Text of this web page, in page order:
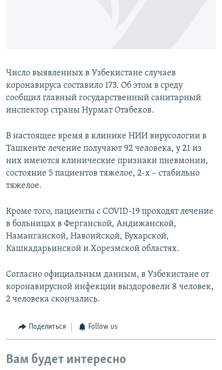
Число выявленных в Узбекистане случаев
коронавируса составило 173. Об этом в среду
сообщил главный государственный санитарный
инспектор страны Нурмат Отабеков.
В настоящее время в клинике НИИ вирусологии в
Ташкенте лечение получают 92 человека, у 21 из
них имеются клинические признаки пневмонии,
состояние 5 пациентов тяжелое, 2-х – стабильно
тяжелое.
Кроме того, пациенты с COVID-19 проходят лечение
в больницах в Ферганской, Андижанской,
Наманганской, Навоийской, Бухарской,
Кашкадарьинской и Хорезмской областях.
Согласно официальным данным, в Узбекистане от
коронавирусной инфекции выздоровели 8 человек,
2 человека скончались.
Поделиться Follow us
Вам будет интересно